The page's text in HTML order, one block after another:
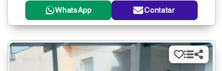
WhatsApp Contatar